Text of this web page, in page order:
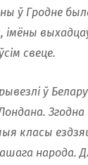
ў Гродне
свеце.
ў
класы
народа.